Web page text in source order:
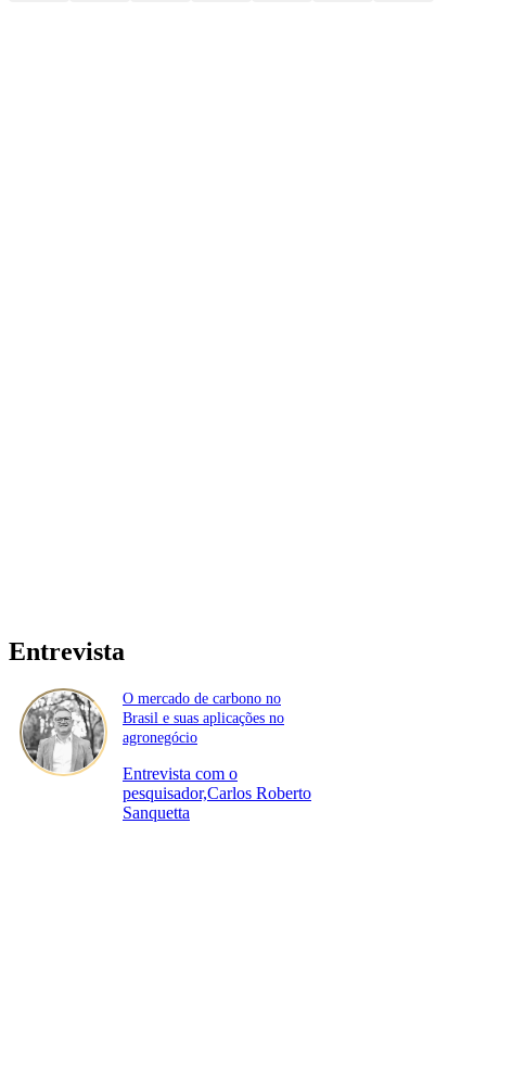
Entrevista
O mercado de carbono no
Brasil e suas aplicações no
agronegócio
Entrevista com o
pesquisador,Carlos Roberto
Sanquetta